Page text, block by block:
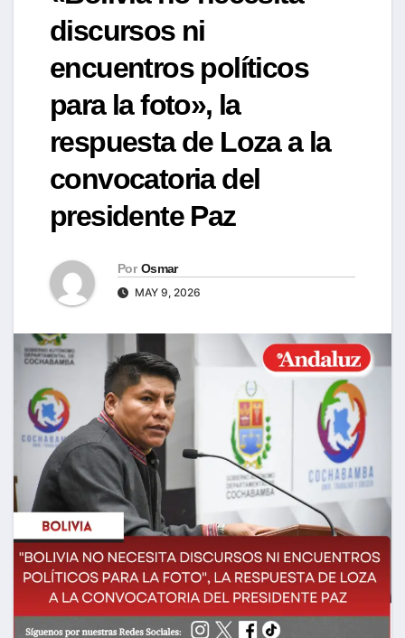
discursos ni
encuentros políticos
para la foto», la
respuesta de Loza a la
convocatoria del
presidente Paz
Por Osmar
MAY 9, 2026